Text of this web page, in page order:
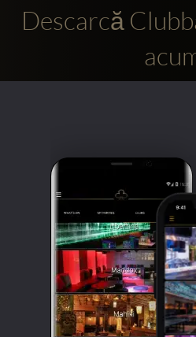
Descarcă